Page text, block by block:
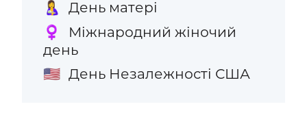
🤱 День матері
♀️
Міжнародний жіночий
день
🇺🇸 День Незалежності США